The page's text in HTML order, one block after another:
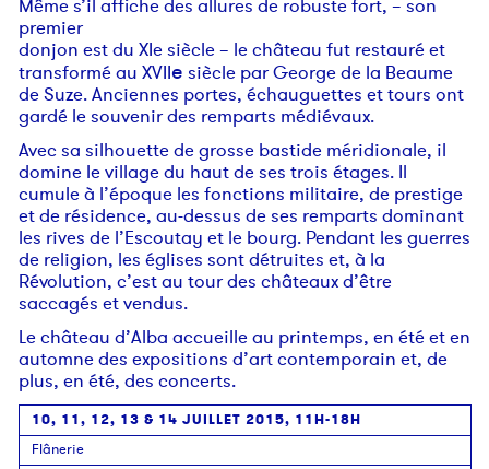
Même s’il affiche des allures de robuste fort, – son
premier
donjon est du XIe siècle – le château fut restauré et
transformé au XVIIe siècle par George de la Beaume
de Suze. Anciennes portes, échauguettes et tours ont
gardé le souvenir des remparts médiévaux.
Avec sa silhouette de grosse bastide méridionale, il
domine le village du haut de ses trois étages. Il
cumule à l’époque les fonctions militaire, de prestige
et de résidence, au-dessus de ses remparts dominant
les rives de l’Escoutay et le bourg. Pendant les guerres
de religion, les églises sont détruites et, à la
Révolution, c’est au tour des châteaux d’être
saccagés et vendus.
Le château d’Alba accueille au printemps, en été et en
automne des expositions d’art contemporain et, de
plus, en été, des concerts.
10, 11, 12, 13 & 14 JUILLET 2015, 11H-18H
Flânerie